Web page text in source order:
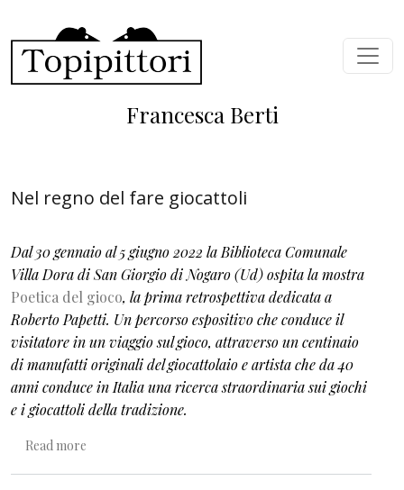
Francesca Berti
Nel regno del fare giocattoli
Dal 30 gennaio al 5 giugno 2022 la Biblioteca Comunale
Villa Dora di San Giorgio di Nogaro (Ud) ospita la mostra
Poetica del gioco, la prima retrospettiva dedicata a
Roberto Papetti. Un percorso espositivo che conduce il
visitatore in un viaggio sul gioco, attraverso un centinaio
di manufatti originali del giocattolaio e artista che da 40
anni conduce in Italia una ricerca straordinaria sui giochi
e i giocattoli della tradizione.
Read more